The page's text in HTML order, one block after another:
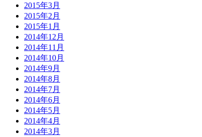
2015年3月
2015年2月
2015年1月
2014年12月
2014年11月
2014年10月
2014年9月
2014年8月
2014年7月
2014年6月
2014年5月
2014年4月
2014年3月